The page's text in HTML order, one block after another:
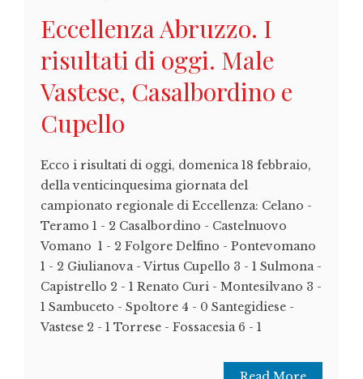
Eccellenza Abruzzo. I
risultati di oggi. Male
Vastese, Casalbordino e
Cupello
Ecco i risultati di oggi, domenica 18 febbraio,
della venticinquesima giornata del
campionato regionale di Eccellenza: Celano -
Teramo 1 - 2 Casalbordino - Castelnuovo
Vomano 1 - 2 Folgore Delfino - Pontevomano
1 - 2 Giulianova - Virtus Cupello 3 - 1 Sulmona -
Capistrello 2 - 1 Renato Curi - Montesilvano 3 -
1 Sambuceto - Spoltore 4 - 0 Santegidiese -
Vastese 2 - 1 Torrese - Fossacesia 6 - 1